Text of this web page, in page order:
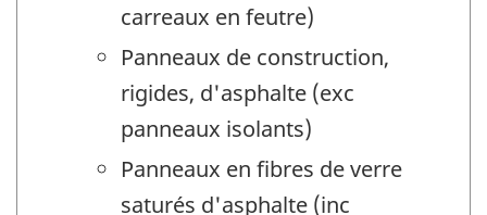
carreaux en feutre)
Panneaux de construction,
rigides, d'asphalte (exc
panneaux isolants)
Panneaux en fibres de verre
saturés d'asphalte (inc